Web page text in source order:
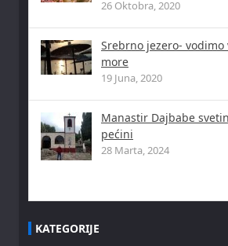
26 Oktobra, 2020
Srebrno jezero- vodimo
more
19 Juna, 2020
Manastir Dajbabe
pećini
28 Marta, 2024
KATEGORIJE